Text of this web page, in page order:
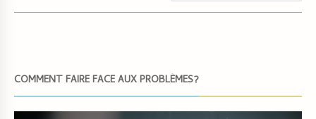
COMMENT FAIRE FACE AUX PROBLÈMES?